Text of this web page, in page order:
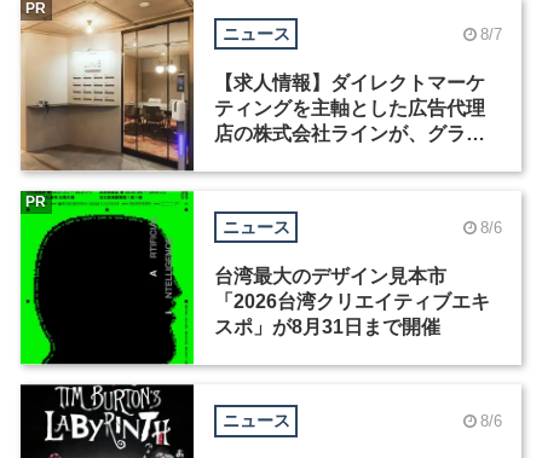
ニュース 8/7
【求人情報】ダイレクトマーケ
ティングを主軸とした広告代理
店の株式会社ラインが、グラフ
PR
ニュース 8/6
台湾最大のデザイン見本市
「2026台湾クリエイティブエキ
スポ」が8月31日まで開催
PR
ニュース 8/6